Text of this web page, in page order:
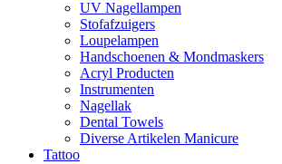
UV Nagellampen
Stofafzuigers
Loupelampen
Handschoenen & Mondmaskers
Acryl Producten
Instrumenten
Nagellak
Dental Towels
Diverse Artikelen Manicure
Tattoo